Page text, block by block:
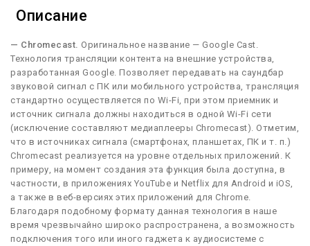
Описание
— Chromecast. Оригинальное название — Google Cast.
Технология трансляции контента на внешние устройства,
разработанная Google. Позволяет передавать на саундбар
звуковой сигнал с ПК или мобильного устройства, трансляция
стандартно осуществляется по Wi-Fi, при этом приемник и
источник сигнала должны находиться в одной Wi-Fi сети
(исключение составляют медиаплееры Chromecast). Отметим,
что в источниках сигнала (смартфонах, планшетах, ПК и т. п.)
Chromecast реализуется на уровне отдельных приложений. К
примеру, на момент создания эта функция была доступна, в
частности, в приложениях YouTube и Netflix для Android и iOS,
а также в веб-версиях этих приложений для Chrome.
Благодаря подобному формату данная технология в наше
время чрезвычайно широко распространена, а возможность
подключения того или иного гаджета к аудиосистеме с